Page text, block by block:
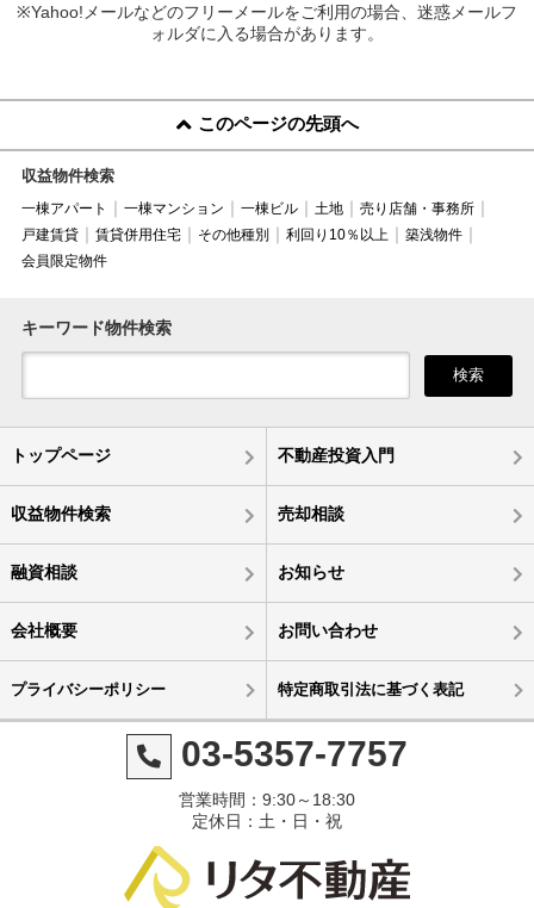
※Yahoo!メールなどのフリーメールをご利用の場合、迷惑メールフ
ォルダに入る場合があります。
このページの先頭へ
収益物件検索
一棟アパート 一棟マンション 一棟ビル 土地
売り店舗・事務所
戸建賃貸
賃貸併用住宅 その他種別 利回り10％以上
築浅物件
会員限定物件
キーワード物件検索
検索
トップページ 不動産投資入門
収益物件検索 売却相談
融資相談 お知らせ
会社概要 お問い合わせ
プライバシーポリシー 特定商取引法に基づく表記
03-5357-7757
営業時間：9:30～18:30
定休日：土・日・祝